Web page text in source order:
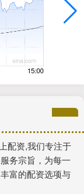
配资,我们专注于
务宗旨，为每一
富的配资选项与